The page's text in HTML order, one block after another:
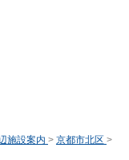
施設案内 > 京都市北区 >